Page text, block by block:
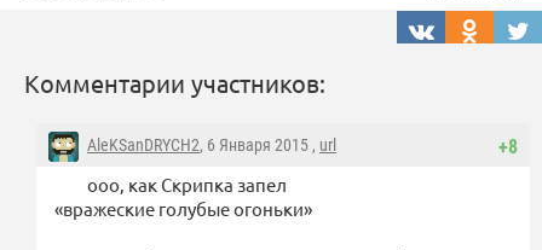
Комментарии участников:
+8
AleKSanDRYCH2, 6 Января 2015 , url
ооо, как Скрипка запел
«вражеские голубые огоньки»